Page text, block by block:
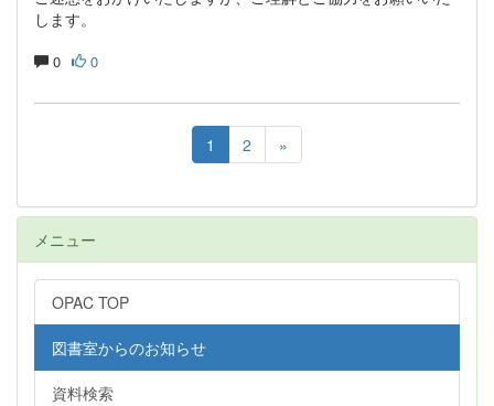
します。
0 0
1 2 »
メニュー
OPAC TOP
図書室からのお知らせ
資料検索